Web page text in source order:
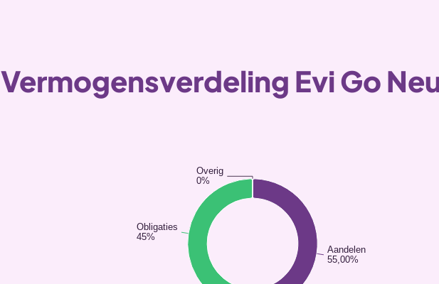
Vermogensverdeling Evi Go
Aandelen
55,00%
Obligaties
45%
Overig
0%